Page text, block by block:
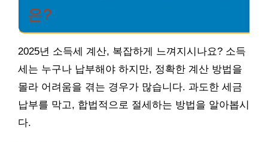
은?
2025년 소득세 계산, 복잡하게 느껴지시나요? 소득
세는 누구나 납부해야 하지만, 정확한 계산 방법을
몰라 어려움을 겪는 경우가 많습니다. 과도한 세금
납부를 막고, 합법적으로 절세하는 방법을 알아봅시
다.